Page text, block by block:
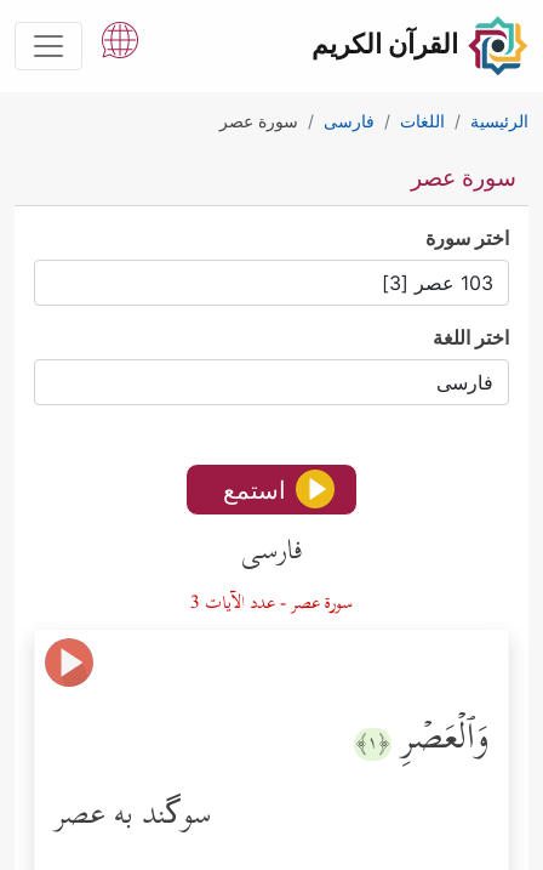
القرآن الكريم
الرئيسية اللغات فارسى سورة عصر
سورة عصر
اختر سورة
اختر اللغة
استمع
فارسى
سورة عصر - عدد الآيات 3
وَٱلۡعَصۡرِ ﴿١﴾
سوگند به عصر